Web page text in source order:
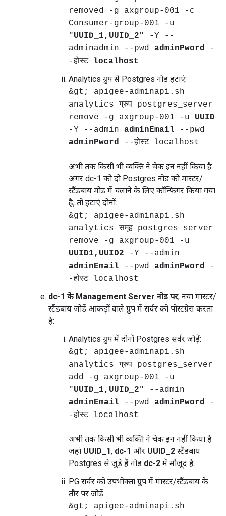
removed -g axgroup-001 -c
Consumer-group-001 -u
"UUID_1,UUID_2"
-Y --
adminadmin --pwd adminPword -
-होस्ट localhost
Analytics ग्रुप से Postgres नोड हटाएं:
&gt; apigee-adminapi.sh
analytics ग्रुप postgres_server
remove -g axgroup-001 -u UUID
-Y --admin adminEmail --pwd
adminPword --होस्ट localhost
अभी तक किसी भी व्यक्ति ने चेक इन नहीं किया है
अगर dc-1 को दो Postgres नोड को मास्टर/
स्टैंडबाय मोड में चलाने के लिए कॉन्फ़िगर किया गया
है, तो हटाएं दोनों:
&gt; apigee-adminapi.sh
analytics समूह postgres_server
remove -g axgroup-001 -u
UUID1,UUID2 -Y --admin
adminEmail --pwd adminPword -
-होस्ट localhost
dc-1 के Management Server नोड पर, नया मास्टर/
स्टैंडबाय जोड़ें आंकड़ों वाले ग्रुप में सर्वर को पोस्टग्रेस करता
है:
Analytics ग्रुप में दोनों Postgres सर्वर जोड़ें:
&gt; apigee-adminapi.sh
analytics ग्रुप postgres_server
add -g axgroup-001 -u
"UUID_1,UUID_2" --admin
adminEmail --pwd adminPword -
-होस्ट localhost
अभी तक किसी भी व्यक्ति ने चेक इन नहीं किया है
जहां UUID_1, dc-1 और UUID_2 स्टैंडबाय
Postgres से जुड़े हैं नोड dc-2 में मौजूद है.
PG सर्वर को उपभोक्ता ग्रुप में मास्टर/स्टैंडबाय के
तौर पर जोड़ें:
&gt; apigee-adminapi.sh